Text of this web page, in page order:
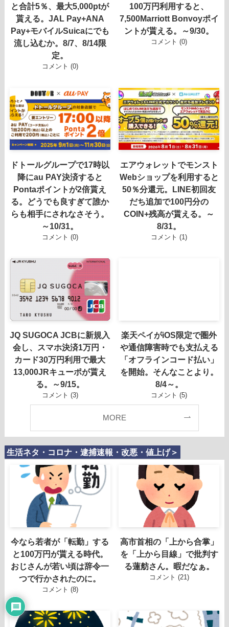
と合計5％、最大5,000ptが
貰える。JAL Pay+ANA
Pay+モバイルSuicaにでも
流し込むか。8/7、8/14限
定。
コメント (0)
100万円利用すると、
7,500Marriott Bonvoyポイ
ントが貰える。～9/30。
コメント (0)
ドトールグループで17時以
降にau PAY決済すると
Pontaポイントが2倍貰え
る。どうでも良すぎて誰か
らも相手にされなさそう。
～10/31。
コメント (0)
エアウォレットでモンスト
Webショップを利用すると
50％分還元。LINE初回友
だち追加で100円分の
COIN+残高が貰える。～
8/31。
コメント (1)
JQ SUGOCA JCBに新規入
会し、スマホ決済1万円・
カード30万円利用で最大
13,000JRキューポが貰え
る。～9/15。
コメント (3)
楽天ペイがiOS限定で圏外
や通信障害時でも支払える
「オフラインコード払い」
を開始。そんなことより。
8/4～。
コメント (5)
MORE
生活ネタ・コロナ・逮捕速報・改悪・値上げ＞
今なら若者が「転勤」する
と100万円が貰える時代。
おじさんが若い頃は辞令一
つで行かされたのに。
コメント (8)
高市首相の「上から合掌」
を「上から目線」で批判す
る蓮舫さん。暇だなぁ。
コメント (21)